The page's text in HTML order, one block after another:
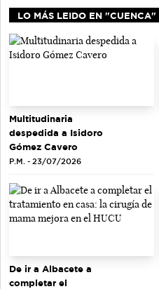
LO MÁS LEIDO EN "CUENCA"
Multitudinaria
despedida a Isidoro
Gómez Cavero
P.M. - 23/07/2026
De ir a Albacete a
completar el